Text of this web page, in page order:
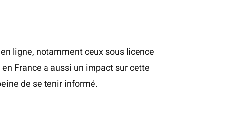
ligne, notamment ceux sous licence
France a aussi un impact sur cette
de se tenir informé.